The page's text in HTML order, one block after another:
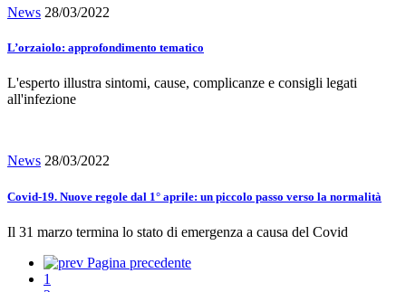
News 28/03/2022
L’orzaiolo: approfondimento tematico
L'esperto illustra sintomi, cause, complicanze e consigli legati
all'infezione
News 28/03/2022
Covid-19. Nuove regole dal 1° aprile: un piccolo passo verso la normalità
Il 31 marzo termina lo stato di emergenza a causa del Covid
Pagina precedente
1